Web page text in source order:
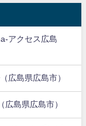
アクセス広島
広島県広島市）
島県広島市）